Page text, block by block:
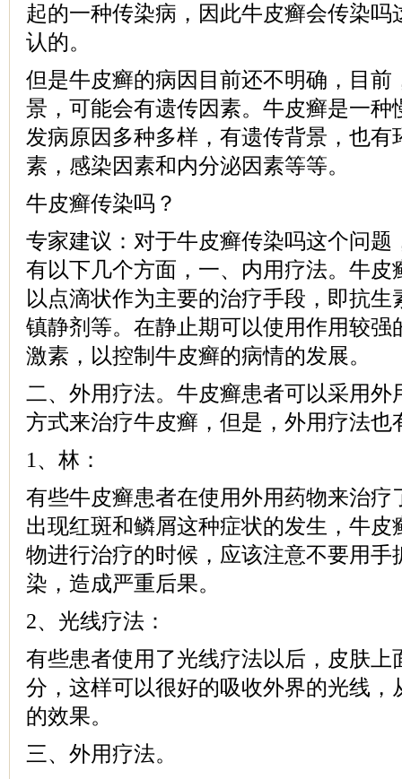
起的一种传染病，因此牛皮癣会传染吗
认的。
但是牛皮癣的病因目前还不明确，目前
景，可能会有遗传因素。牛皮癣是一种
发病原因多种多样，有遗传背景，也有
素，感染因素和内分泌因素等等。
牛皮癣传染吗？
专家建议：对于牛皮癣传染吗这个问题
有以下几个方面，一、内用疗法。牛皮
以点滴状作为主要的治疗手段，即抗生
镇静剂等。在静止期可以使用作用较强
激素，以控制牛皮癣的病情的发展。
二、外用疗法。牛皮癣患者可以采用外
方式来治疗牛皮癣，但是，外用疗法也
1、林：
有些牛皮癣患者在使用外用药物来治疗
出现红斑和鳞屑这种症状的发生，牛皮
物进行治疗的时候，应该注意不要用手
染，造成严重后果。
2、光线疗法：
有些患者使用了光线疗法以后，皮肤上
分，这样可以很好的吸收外界的光线，
的效果。
三、外用疗法。